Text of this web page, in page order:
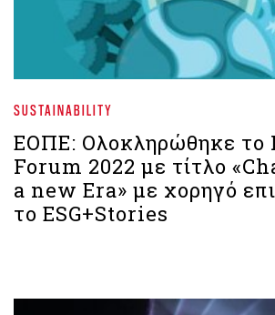
SUSTAINABILITY
ΕΟΠΕ: Ολοκληρώθηκε το
Forum 2022 με τίτλο
a new Era» με χορηγό
το ESG+Stories